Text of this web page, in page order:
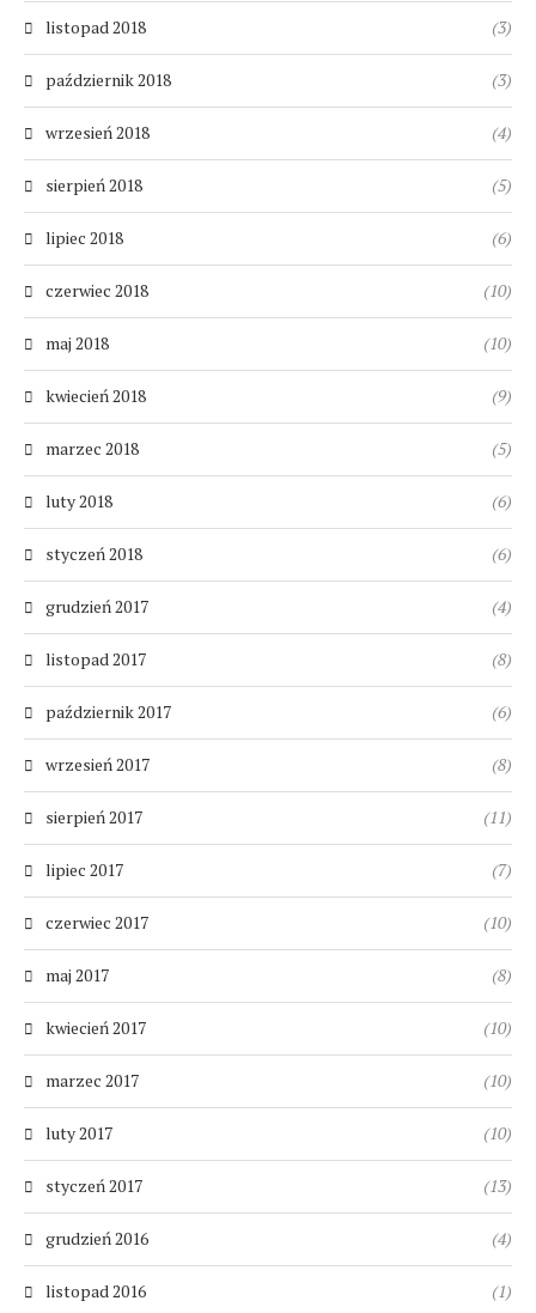
listopad 2018 (3)
październik 2018 (3)
wrzesień 2018 (4)
sierpień 2018 (5)
lipiec 2018 (6)
czerwiec 2018 (10)
maj 2018 (10)
kwiecień 2018 (9)
marzec 2018 (5)
luty 2018 (6)
styczeń 2018 (6)
grudzień 2017 (4)
listopad 2017 (8)
październik 2017 (6)
wrzesień 2017 (8)
sierpień 2017 (11)
lipiec 2017 (7)
czerwiec 2017 (10)
maj 2017 (8)
kwiecień 2017 (10)
marzec 2017 (10)
luty 2017 (10)
styczeń 2017 (13)
grudzień 2016 (4)
listopad 2016 (1)